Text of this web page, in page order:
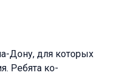
Дону, для которых
Ребята ко-